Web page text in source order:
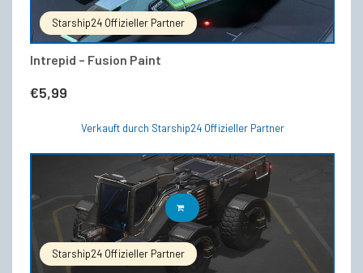
Starship24 Offizieller Partner
Intrepid – Fusion Paint
€5,99
Verkauft durch Starship24 Offizieller Partner
Starship24 Offizieller Partner
IN DEN WARENKORB